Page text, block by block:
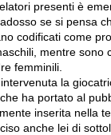
presenti è
se si pensa
codificati come
mentre sono
femminili.
la
ha portato al
inserita nella
anche lei di